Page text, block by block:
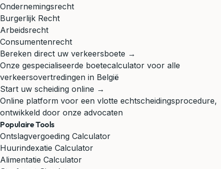
Ondernemingsrecht
Burgerlijk Recht
Arbeidsrecht
Consumentenrecht
Bereken direct uw verkeersboete →
Onze gespecialiseerde boetecalculator voor alle
verkeersovertredingen in België
Start uw scheiding online →
Online platform voor een vlotte echtscheidingsprocedure,
ontwikkeld door onze advocaten
Populaire Tools
Ontslagvergoeding Calculator
Huurindexatie Calculator
Alimentatie Calculator